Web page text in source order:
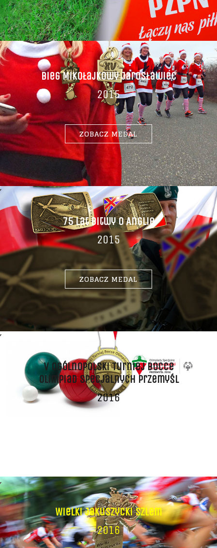
Bieg Mikołajkowy Jarosławiec
2015
ZOBACZ MEDAL
75 Lat Bitwy O Anglię
2015
ZOBACZ MEDAL
V Ogólnopolski Turniej Bocce
Olimpiad Specjalnych Przemyśl
2016
Wielki Jakuszycki Szlem
2016